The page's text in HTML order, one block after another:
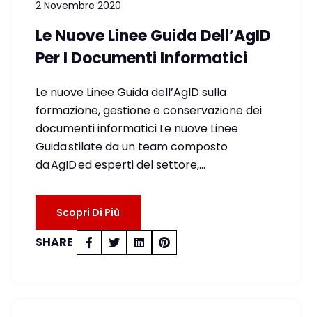
2 Novembre 2020
Le Nuove Linee Guida Dell’AgID
Per I Documenti Informatici
Le nuove Linee Guida dell’AgID sulla
formazione, gestione e conservazione dei
documenti informatici Le nuove Linee
Guida stilate da un team composto
da AgID ed esperti del settore,…
Scopri Di Più
SHARE